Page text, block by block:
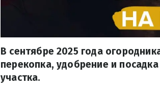
В сентябре 2025 года
перекопка, удобрение и
участка.